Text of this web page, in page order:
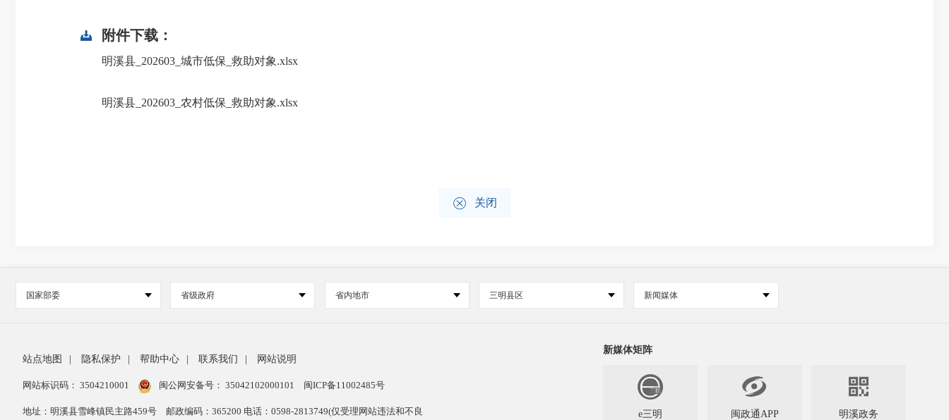
附件下载：
明溪县_202603_城市低保_救助对象.xlsx
明溪县_202603_农村低保_救助对象.xlsx
 关闭
国家部委 省级政府 省内地市 三明县区 新闻媒体
站点地图 隐私保护 帮助中心 联系我们 网站说明
网站标识码： 3504210001 闽公网安备号： 35042102000101 闽ICP备11002485号
地址：明溪县雪峰镇民主路459号 邮政编码：365200 电话：0598-2813749(仅受理网站违法和不良
新媒体矩阵
e三明

闽政通APP

明溪政务